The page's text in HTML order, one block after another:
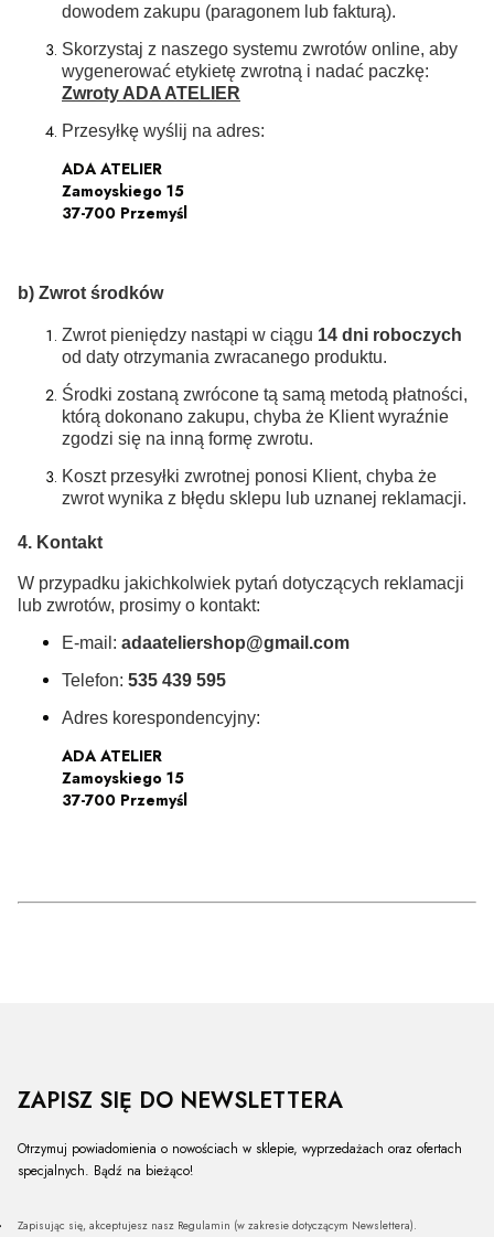
dowodem zakupu (paragonem lub fakturą).
Skorzystaj z naszego systemu zwrotów online, aby
wygenerować etykietę zwrotną i nadać paczkę:
Zwroty ADA ATELIER
Przesyłkę wyślij na adres:
ADA ATELIER
Zamoyskiego 15
37-700 Przemyśl
b) Zwrot środków
Zwrot pieniędzy nastąpi w ciągu 14 dni roboczych
od daty otrzymania zwracanego produktu.
Środki zostaną zwrócone tą samą metodą płatności,
którą dokonano zakupu, chyba że Klient wyraźnie
zgodzi się na inną formę zwrotu.
Koszt przesyłki zwrotnej ponosi Klient, chyba że
zwrot wynika z błędu sklepu lub uznanej reklamacji.
4. Kontakt
W przypadku jakichkolwiek pytań dotyczących reklamacji
lub zwrotów, prosimy o kontakt:
E-mail: adaateliershop@gmail.com
Telefon: 535 439 595
Adres korespondencyjny:
ADA ATELIER
Zamoyskiego 15
37-700 Przemyśl
ZAPISZ SIĘ DO NEWSLETTERA
Otrzymuj powiadomienia o nowościach w sklepie, wyprzedażach oraz ofertach
specjalnych. Bądź na bieżąco!
Zapisując się, akceptujesz nasz Regulamin (w zakresie dotyczącym Newslettera).